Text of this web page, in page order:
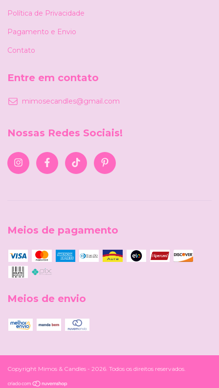
Política de Privacidade
Pagamento e Envio
Contato
Entre em contato
mimosecandles@gmail.com
Nossas Redes Sociais!
Meios de pagamento
Meios de envio
Copyright Mimos & Candles - 2026. Todos os direitos reservados.